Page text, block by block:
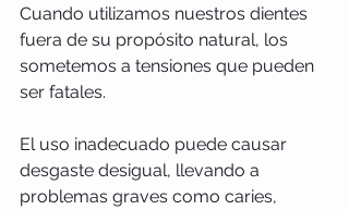
Cuando utilizamos nuestros dientes
fuera de su propósito natural, los
sometemos a tensiones que pueden
ser fatales.
El uso inadecuado puede causar
desgaste desigual, llevando a
problemas graves como caries,